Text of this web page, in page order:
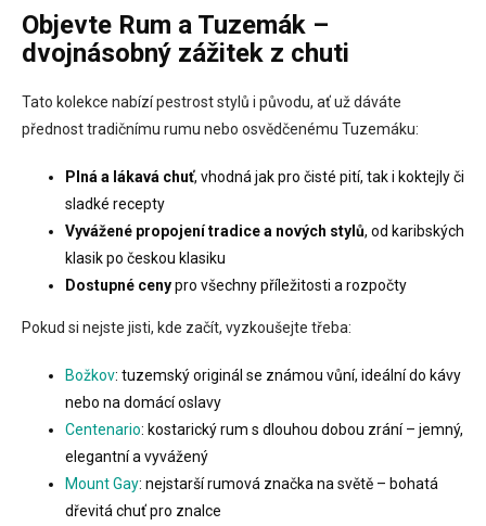
l
á
d
c
í
p
v
y
p
s
Objevte Rum a Tuzemák –
dvojnásobný zážitek z chuti
Tato kolekce nabízí pestrost stylů i původu, ať už dáváte
přednost tradičnímu rumu nebo osvědčenému Tuzemáku:
Plná a lákavá chuť, vhodná jak pro čisté pití, tak i koktejly či
sladké recepty
Vyvážené propojení tradice a nových stylů, od karibských
klasik po českou klasiku
Dostupné cenypro všechny příležitosti a rozpočty
Pokud si nejste jisti, kde začít, vyzkoušejte třeba:
Božkov: tuzemský originál se známou vůní, ideální do kávy
nebo na domácí oslavy
Centenario: kostarický rum s dlouhou dobou zrání – jemný,
elegantní a vyvážený
Mount Gay: nejstarší rumová značka na světě – bohatá
dřevitá chuť pro znalce